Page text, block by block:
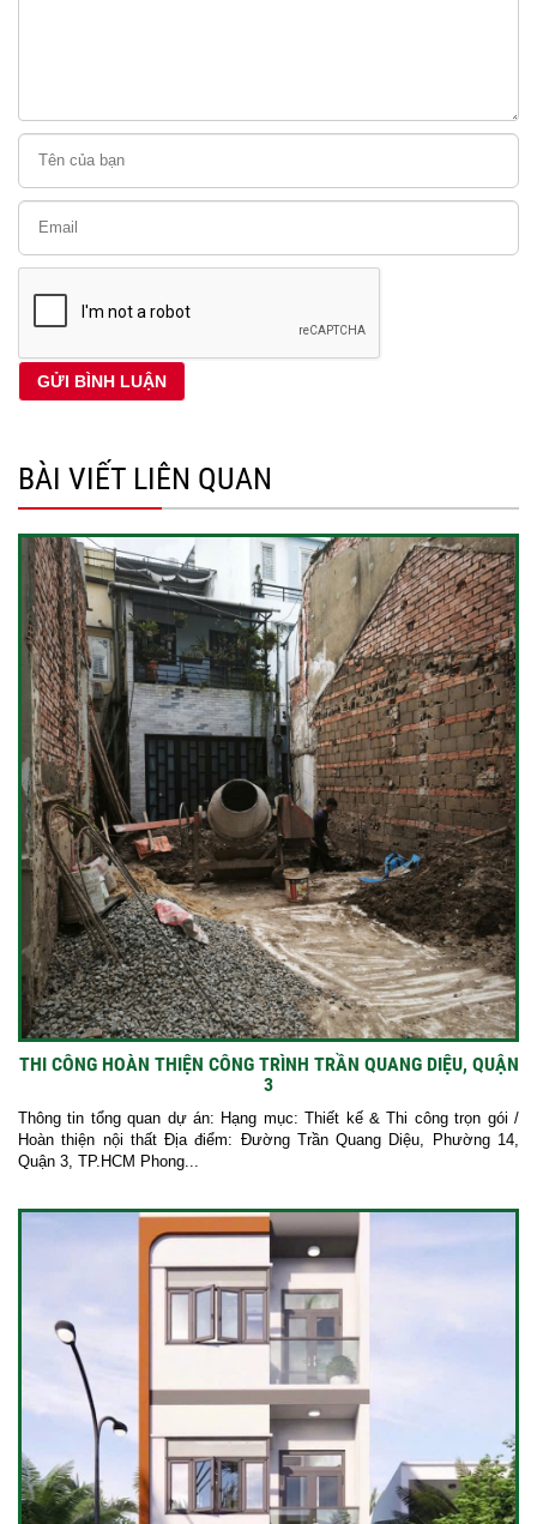
BÀI VIẾT LIÊN QUAN
THI CÔNG HOÀN THIỆN CÔNG TRÌNH TRẦN QUANG DIỆU, QUẬN
3
Thông tin tổng quan dự án: Hạng mục: Thiết kế & Thi công trọn gói /
Hoàn thiện nội thất Địa điểm: Đường Trần Quang Diệu, Phường 14,
Quận 3, TP.HCM Phong...